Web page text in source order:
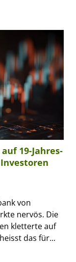
19-Jahres-
von
nervös. Die
kletterte auf
das für...